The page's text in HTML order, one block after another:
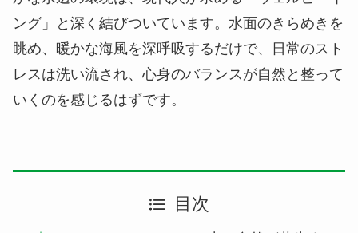
ング」と深く結びついています。水面のきらめきを
眺め、暖かな海風を深呼吸するだけで、日常のスト
レスは洗い流され、心身のバランスが自然と整って
いくのを感じるはずです。
目次